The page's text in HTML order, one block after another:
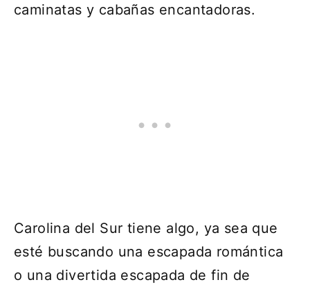
caminatas y cabañas encantadoras.
Carolina del Sur tiene algo, ya sea que
esté buscando una escapada romántica
o una divertida escapada de fin de